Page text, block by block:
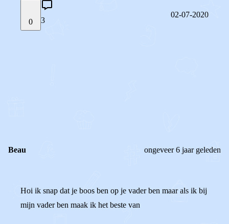
0 3
02-07-2020
Beau ongeveer 6 jaar geleden
Hoi ik snap dat je boos ben op je vader ben maar als ik bij
mijn vader ben maak ik het beste van